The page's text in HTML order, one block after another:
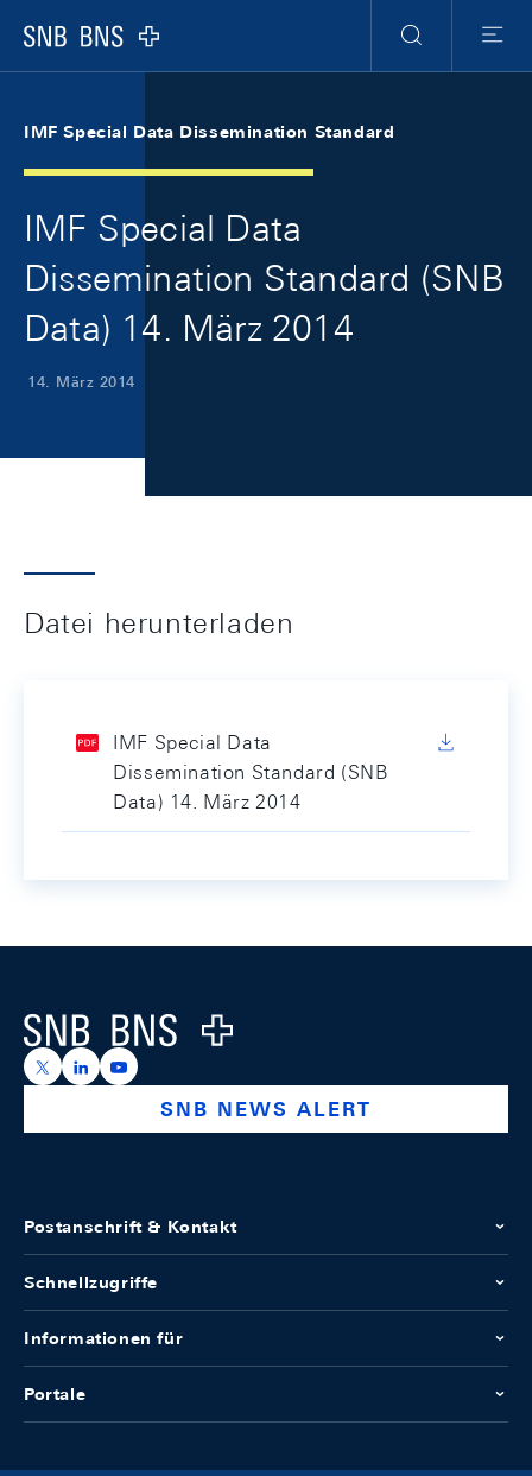
Logo
Suche
Menu
IMF Special Data Dissemination Standard
IMF Special Data
Dissemination Standard (SNB
Data) 14. März 2014
14. März 2014
Datei herunterladen
IMF Special Data
Dissemination Standard (SNB
Data) 14. März 2014
Logo
https://x.com/snb_bns
https://ch.linkedin.com/company/swiss-national-
https://www.youtube.com/@swissnationalbank
SNB NEWS ALERT
Postanschrift & Kontakt
Schnellzugriffe
Informationen für
Portale